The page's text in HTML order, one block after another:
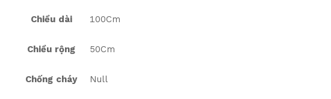
Chiều dài 100Cm
Chiều rộng 50Cm
Chống cháy Null